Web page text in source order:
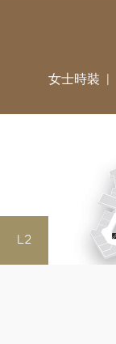
女士時裝
L2